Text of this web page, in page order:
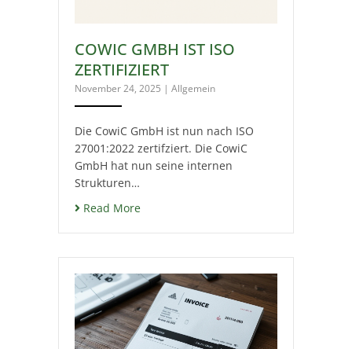
COWIC GMBH IST ISO
ZERTIFIZIERT
November 24, 2025 | Allgemein
Die CowiC GmbH ist nun nach ISO
27001:2022 zertifziert. Die CowiC
GmbH hat nun seine internen
Strukturen…
Read More